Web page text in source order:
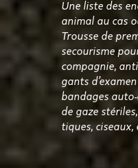
Une liste des
animal au cas
Trousse de
secourisme
compagnie,
gants
bandages
de gaze
tiques, ciseaux,